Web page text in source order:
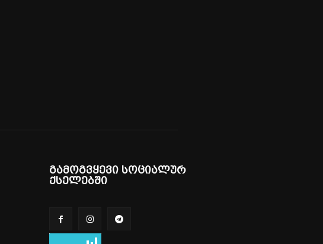
გამოგვყევი სოციალურ
ქსელებში